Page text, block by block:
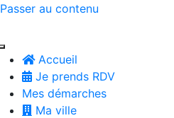
Passer au contenu
Accueil
Je prends RDV
Mes démarches
Ma ville